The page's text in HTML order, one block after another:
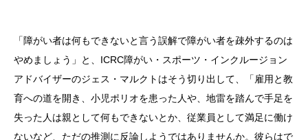
「障がい者は何もできないと言う誤解で障がい者を疎外するのは
やめましょう」と、ICRC障がい・スポーツ・インクルージョン
アドバイザーのジェス・マルクトはそう切り出して、「雇用と教
育への道を開き、小児ポリオを患った人や、地雷を踏んで手足を
失った人は親として何もできないとか、従業員として満足に働け
ないなど、ただの推測に反論しようではありませんか。彼らはで